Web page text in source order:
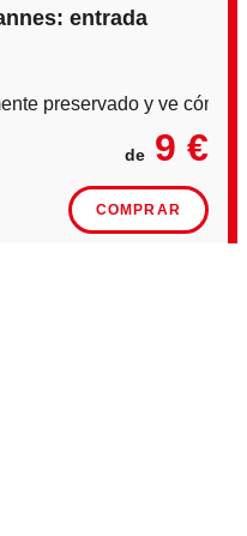
entrada
preservado y ve cómo
de 9 €
COMPRAR